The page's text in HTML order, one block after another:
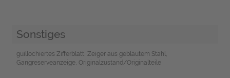
Sonstiges
guillochiertes Zifferblatt, Zeiger aus gebläutem Stahl,
Gangreserveanzeige, Originalzustand/Originalteile